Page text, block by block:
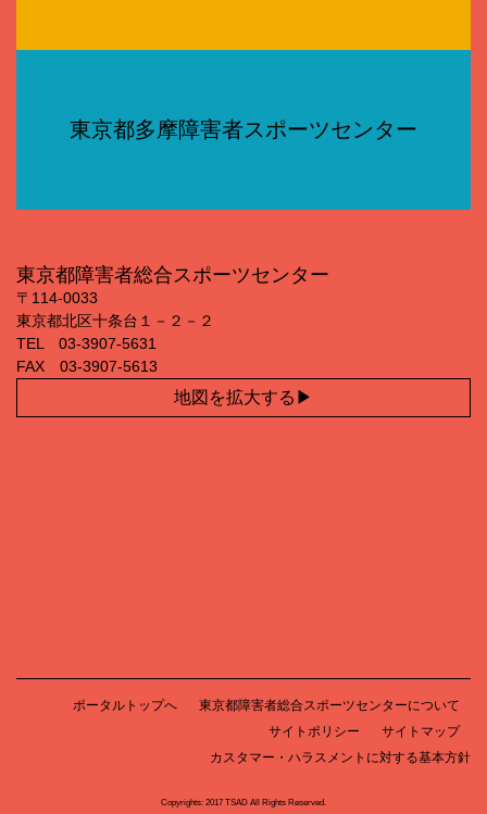
東京都多摩障害者スポーツセンター
東京都障害者総合スポーツセンター
〒114‐0033
東京都北区十条台１－２－２
TEL 03‐3907‐5631
FAX 03‐3907‐5613
地図を拡大する
ポータルトップへ
東京都障害者総合スポーツセンターについて
サイトポリシー
サイトマップ
カスタマー・ハラスメントに対する基本方針
Copyrights: 2017 TSAD All Rights Reserved.